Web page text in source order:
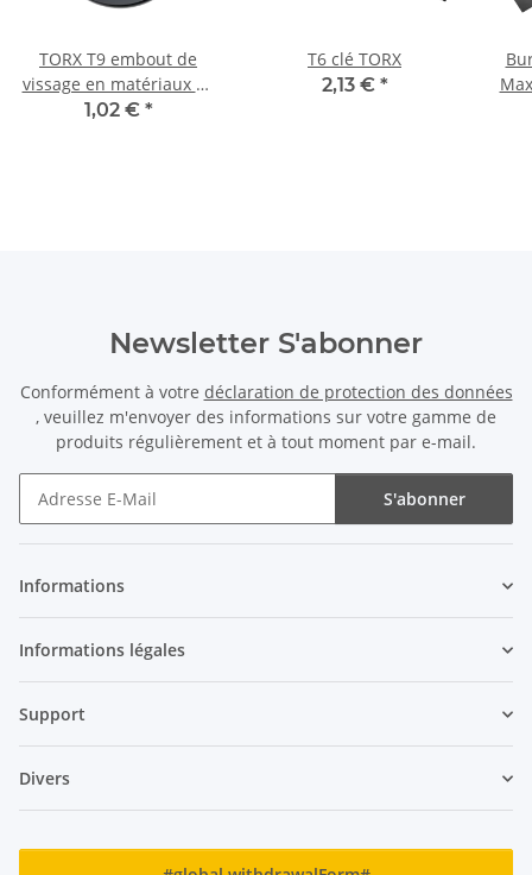
TORX T9 embout de
vissage en matériaux 25
mm long
1,02 € *
T6 clé TORX
2,13 € *
Newsletter S'abonner
Conformément à votre déclaration de protection des données
, veuillez m'envoyer des informations sur votre gamme de
produits régulièrement et à tout moment par e-mail.
S'abonner
Informations
Informations légales
Support
Divers